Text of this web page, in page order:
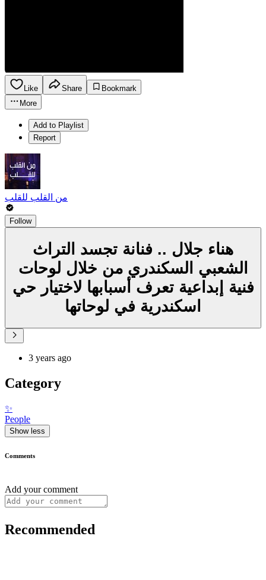
Like Share
Bookmark
More
Add to Playlist
Report
من القلب للقلب
Follow
هناء جلال .. فنانة تجسد التراث
الشعبي السكندري من خلال لوحات
فنية إبداعية تعرف أسبابها لاختيار حي
اسكندرية في لوحاتها
3 years ago
Category
✨
People
Show less
Comments
Add your comment
Recommended